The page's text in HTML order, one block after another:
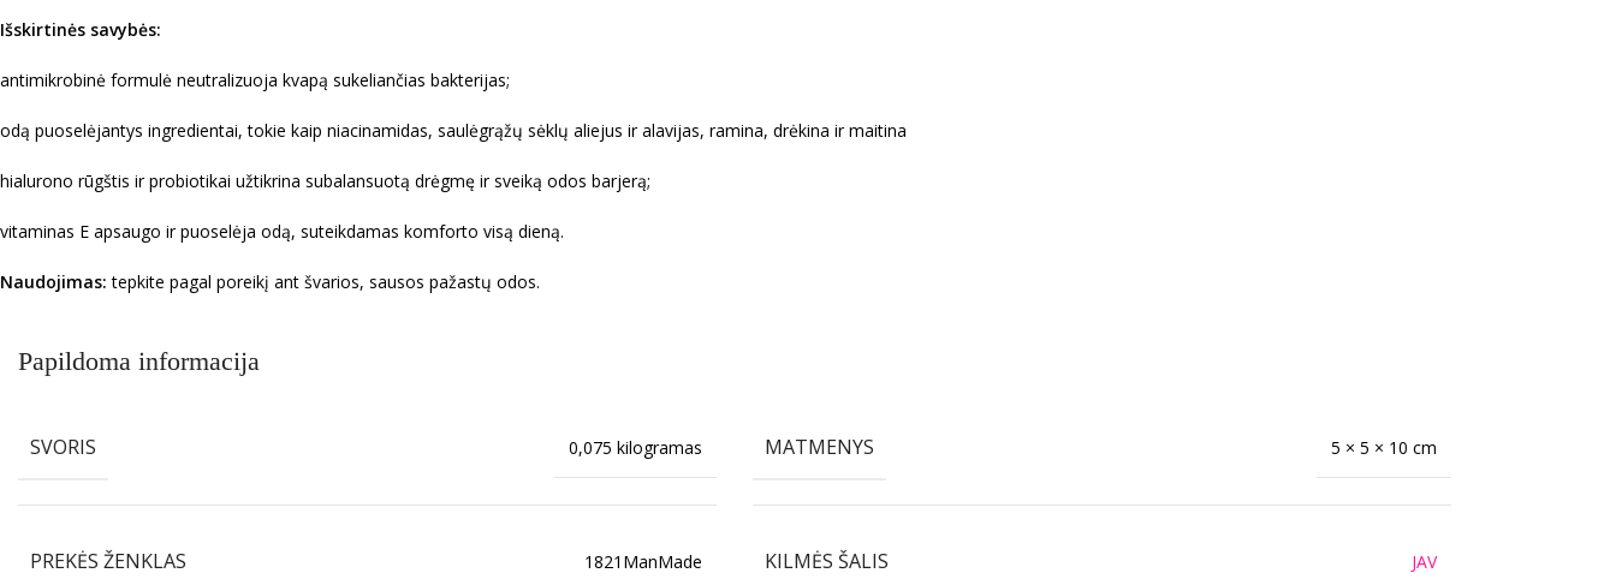
Išskirtinės savybės:
antimikrobinė formulė neutralizuoja kvapą sukeliančias bakterijas;
odą puoselėjantys ingredientai, tokie kaip niacinamidas, saulėgrąžų sėklų aliejus ir alavijas, ramina, drėkina ir maitina
hialurono rūgštis ir probiotikai užtikrina subalansuotą drėgmę ir sveiką odos barjerą;
vitaminas E apsaugo ir puoselėja odą, suteikdamas komforto visą dieną.
Naudojimas: tepkite pagal poreikį ant švarios, sausos pažastų odos.
Papildoma informacija
SVORIS 0,075 kilogramas MATMENYS 5 × 5 × 10 cm
PREKĖS ŽENKLAS 1821ManMade KILMĖS ŠALIS JAV